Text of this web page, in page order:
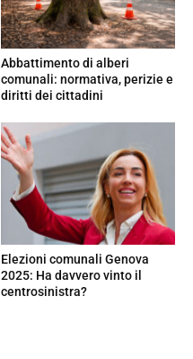
Abbattimento di alberi
comunali: normativa, perizie e
diritti dei cittadini
Elezioni comunali Genova
2025: Ha davvero vinto il
centrosinistra?